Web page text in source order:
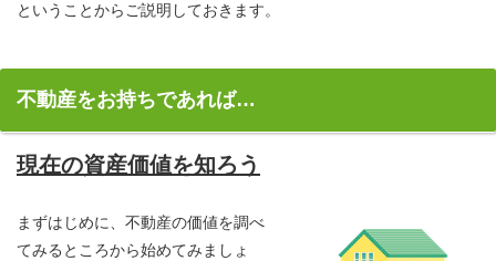
ということからご説明しておきます。
不動産をお持ちであれば…
現在の資産価値を知ろう
まずはじめに、不動産の価値を調べ
てみるところから始めてみましょ